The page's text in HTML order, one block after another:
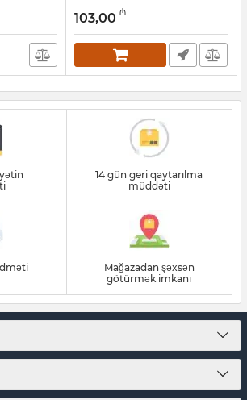
001002014
103,00 ₼
14 gün geri qaytarılma
müddəti
Mağazadan şəxsən
götürmək imkanı